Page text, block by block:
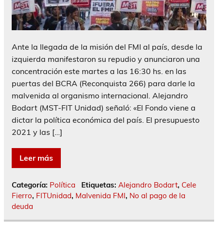
Ante la llegada de la misión del FMI al país, desde la
izquierda manifestaron su repudio y anunciaron una
concentración este martes a las 16:30 hs. en las
puertas del BCRA (Reconquista 266) para darle la
malvenida al organismo internacional. Alejandro
Bodart (MST-FIT Unidad) señaló: «El Fondo viene a
dictar la política económica del país. El presupuesto
2021 y las […]
Leer más
Categoría: Política Etiquetas: Alejandro Bodart, Cele
Fierro, FITUnidad, Malvenida FMI, No al pago de la
deuda